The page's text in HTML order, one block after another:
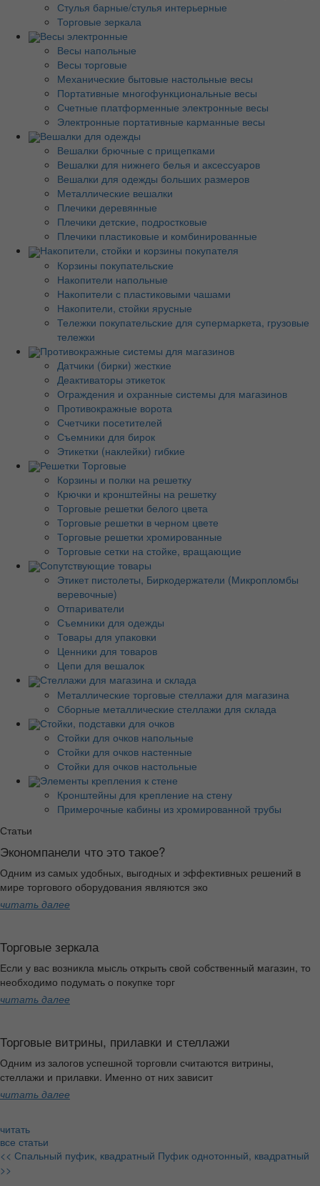
Стулья барные/стулья интерьерные
Торговые зеркала
Весы электронные
Весы напольные
Весы торговые
Механические бытовые настольные весы
Портативные многофункциональные весы
Счетные платформенные электронные весы
Электронные портативные карманные весы
Вешалки для одежды
Вешалки брючные с прищепками
Вешалки для нижнего белья и аксессуаров
Вешалки для одежды больших размеров
Металлические вешалки
Плечики деревянные
Плечики детские, подростковые
Плечики пластиковые и комбинированные
Накопители, стойки и корзины покупателя
Корзины покупательские
Накопители напольные
Накопители с пластиковыми чашами
Накопители, стойки ярусные
Тележки покупательские для супермаркета, грузовые
тележки
Противокражные системы для магазинов
Датчики (бирки) жесткие
Деактиваторы этикеток
Ограждения и охранные системы для магазинов
Противокражные ворота
Счетчики посетителей
Съемники для бирок
Этикетки (наклейки) гибкие
Решетки Торговые
Корзины и полки на решетку
Крючки и кронштейны на решетку
Торговые решетки белого цвета
Торговые решетки в черном цвете
Торговые решетки хромированные
Торговые сетки на стойке, вращающие
Сопутствующие товары
Этикет пистолеты, Биркодержатели (Микропломбы
веревочные)
Отпариватели
Съемники для одежды
Товары для упаковки
Ценники для товаров
Цепи для вешалок
Стеллажи для магазина и склада
Металлические торговые стеллажи для магазина
Сборные металлические стеллажи для склада
Стойки, подставки для очков
Стойки для очков напольные
Стойки для очков настенные
Стойки для очков настольные
Элементы крепления к стене
Кронштейны для крепление на стену
Примерочные кабины из хромированной трубы
Статьи
Экономпанели что это такое?
Одним из самых удобных, выгодных и эффективных решений в
мире торгового оборудования являются эко
читать далее
Торговые зеркала
Если у вас возникла мысль открыть свой собственный магазин, то
необходимо подумать о покупке торг
читать далее
Торговые витрины, прилавки и стеллажи
Одним из залогов успешной торговли считаются витрины,
стеллажи и прилавки. Именно от них зависит
читать далее
читать
все статьи
<< Спальный пуфик, квадратный Пуфик однотонный, квадратный
>>